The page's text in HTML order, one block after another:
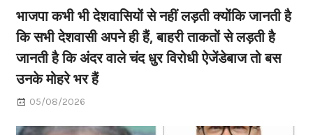
भाजपा कभी भी देशवासियों से नहीं लड़ती क्योंकि जानती है
कि सभी देशवासी अपने ही हैं, बाहरी ताकतों से लड़ती है
जानती है कि अंदर वाले चंद धुर विरोधी ऐजेंडेबाज तो बस
उनके मोहरे भर हैं
05/08/2026